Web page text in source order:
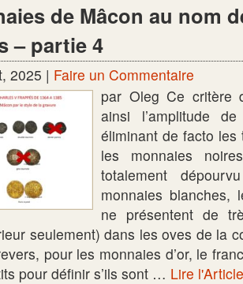
de Mâcon au nom
– partie 4
2025 | Faire un Commentaire
par Oleg Ce critère
ainsi l’amplitude
éliminant de facto
les monnaies
totalement
monnaies blanches,
ne présentent de
seulement) dans les oves de la
pour les monnaies d’or, le
pour définir s’ils sont … Lire